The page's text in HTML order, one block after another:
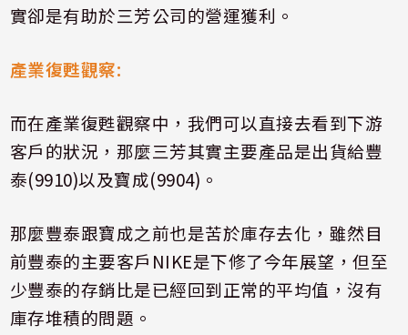
實卻是有助於三芳公司的營運獲利。
產業復甦觀察:
而在產業復甦觀察中，我們可以直接去看到下游
客戶的狀況，那麼三芳其實主要產品是出貨給豐
泰(9910)以及寶成(9904) 。
那麼豐泰跟寶成之前也是苦於庫存去化，雖然目
前豐泰的主要客戶 NIKE是下修了今年展望，但至
少豐泰的存銷比是已經回到正常的平均值，沒有
庫存堆積的問題。